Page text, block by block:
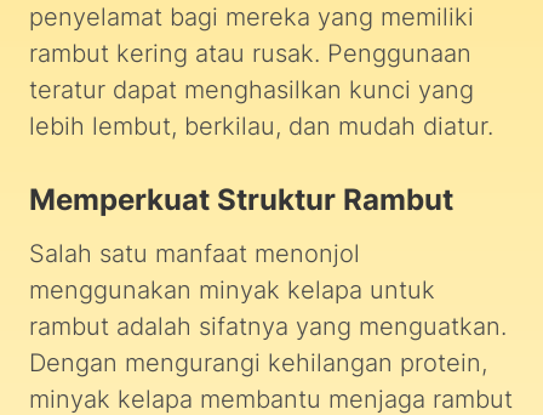
penyelamat bagi mereka yang memiliki
rambut kering atau rusak. Penggunaan
teratur dapat menghasilkan kunci yang
lebih lembut, berkilau, dan mudah diatur.
Memperkuat Struktur Rambut
Salah satu manfaat menonjol
menggunakan minyak kelapa untuk
rambut adalah sifatnya yang menguatkan.
Dengan mengurangi kehilangan protein,
minyak kelapa membantu menjaga rambut